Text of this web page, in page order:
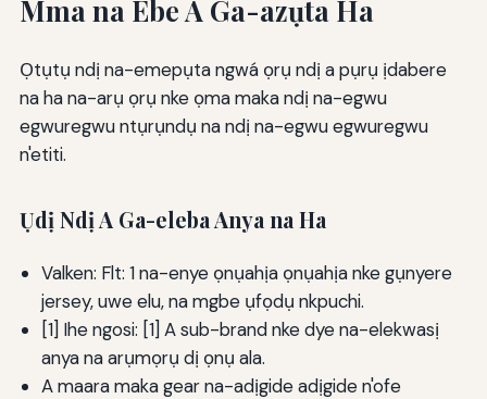
Mma na Ebe A Ga-azụta Ha
Ọtụtụ ndị na-emepụta ngwá ọrụ ndị a pụrụ ịdabere
na ha na-arụ ọrụ nke ọma maka ndị na-egwu
egwuregwu ntụrụndụ na ndị na-egwu egwuregwu
n'etiti.
Ụdị Ndị A Ga-eleba Anya na Ha
Valken: Flt: 1 na-enye ọnụahịa ọnụahịa nke gụnyere
jersey, uwe elu, na mgbe ụfọdụ nkpuchi.
[1] Ihe ngosi: [1] A sub-brand nke dye na-elekwasị
anya na arụmọrụ dị ọnụ ala.
A maara maka gear na-adịgide adịgide n'ofe